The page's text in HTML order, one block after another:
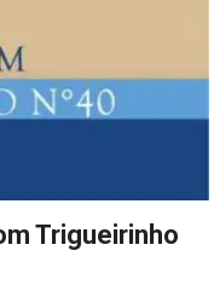
Trigueirinho